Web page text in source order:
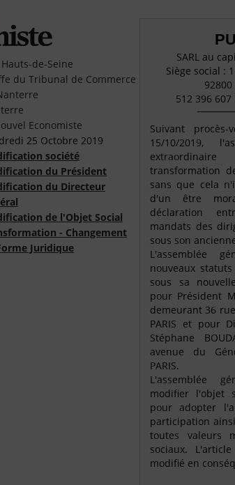
de-Seine
du Tribunal de Commerce
Economiste
25 Octobre 2019
société
du Président
du Directeur
de l'Objet Social
- Changement
Juridique
SARL au
Siège social :
92800
512 396 607
Suivant
15/10/2019,
transformation
sans que cela
d'un être
déclaration
mandats des
sous son
L'assemblée
nouveaux
sous sa
pour Président
demeurant 36
PARIS et pour
Stéphane
avenue du
PARIS.
L'assemblée
modifier l'objet
pour adopter
participation
toutes valeurs
sociaux.
modifié en